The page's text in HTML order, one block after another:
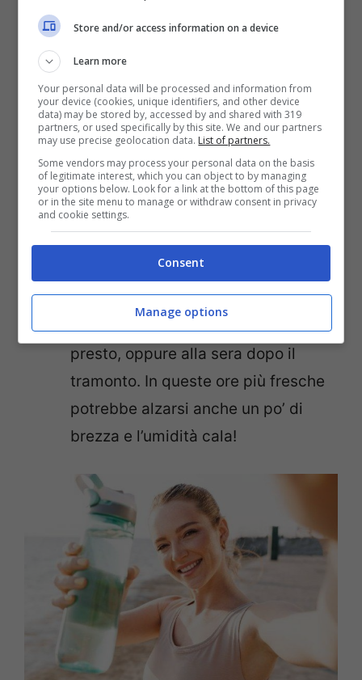
anche più energici e meno stanchi.
è proprio l’idea giusta in estate.
Meglio optare per qualcosa di fresco
e leggero, frutta e verdura che
hanno un buon apporto di acqua e vi
saziano.
Uscire nelle ore meno calde:inutile
ricordarlo, ma uscire a mezzogiorno
non è la cosa giusta da fare! Optate
per delle passeggiate al mattino
presto, oppure alla sera dopo il
tramonto. In queste ore più fresche
potrebbe alzarsi anche un po’ di
brezza e l’umidità cala!
Store and/or access information on a device
Learn more
Your personal data will be processed and information from
your device (cookies, unique identifiers, and other device
data) may be stored by, accessed by and shared with 319
partners, or used specifically by this site. We and our partners
may use precise geolocation data. List of partners.
Some vendors may process your personal data on the basis
of legitimate interest, which you can object to by managing
your options below. Look for a link at the bottom of this page
or in the site menu to manage or withdraw consent in privacy
and cookie settings.
Consent
Manage options